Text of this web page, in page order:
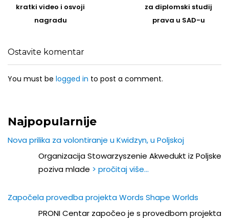
post
kratki video i osvoji
nagradu
Post
za diplomski studij
prava u SAD-u
Ostavite komentar
You must be logged in to post a comment.
Najpopularnije
Nova prilika za volontiranje u Kwidzyn, u Poljskoj
Organizacija Stowarzyszenie Akwedukt iz Poljske
poziva mlade > pročitaj više…
Započela provedba projekta Words Shape Worlds
PRONI Centar započeo je s provedbom projekta